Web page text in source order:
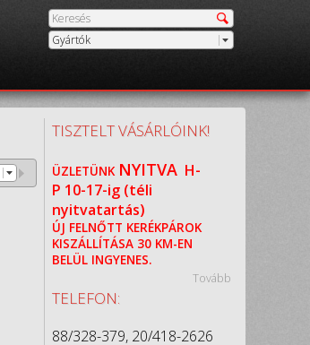
Gyártók
TISZTELT VÁSÁRLÓINK!
ÜZLETÜNK NYITVA H-
P 10-17-ig (téli
nyitvatartás)
ÚJ FELNŐTT KERÉKPÁROK
KISZÁLLÍTÁSA 30 KM-EN
BELÜL INGYENES.
Tovább
TELEFON:
88/328-379, 20/418-2626